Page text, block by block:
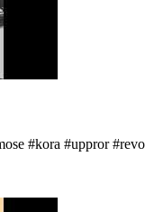
#kora #uppror